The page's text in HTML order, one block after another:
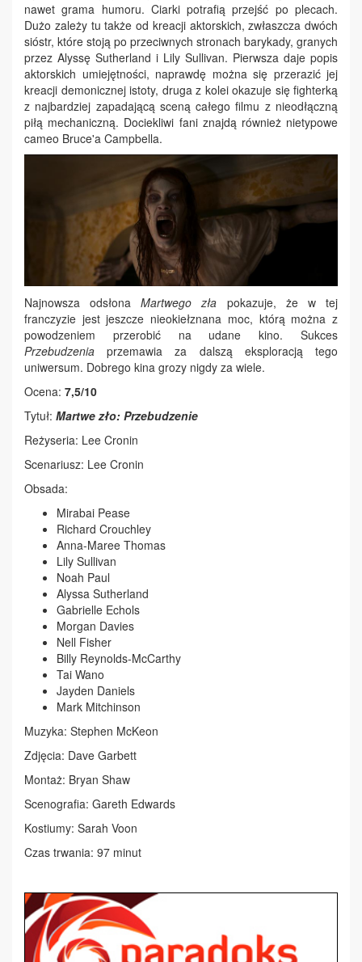
nawet grama humoru. Ciarki potrafią przejść po plecach.
Dużo zależy tu także od kreacji aktorskich, zwłaszcza dwóch
sióstr, które stoją po przeciwnych stronach barykady, granych
przez Alyssę Sutherland i Lily Sullivan. Pierwsza daje popis
aktorskich umiejętności, naprawdę można się przerazić jej
kreacji demonicznej istoty, druga z kolei okazuje się fighterką
z najbardziej zapadającą sceną całego filmu z nieodłączną
piłą mechaniczną. Dociekliwi fani znajdą również nietypowe
cameo Bruce'a Campbella.
Najnowsza odsłonaMartwego zła pokazuje, że w tej
franczyzie jest jeszcze nieokiełznana moc, którą można z
powodzeniem przerobić na udane kino. Sukces
Przebudzenia przemawia za dalszą eksploracją tego
uniwersum. Dobrego kina grozy nigdy za wiele.
Ocena: 7,5/10
Tytuł: Martwe zło: Przebudzenie
Reżyseria: Lee Cronin
Scenariusz: Lee Cronin
Obsada:
Mirabai Pease
Richard Crouchley
Anna-Maree Thomas
Lily Sullivan
Noah Paul
Alyssa Sutherland
Gabrielle Echols
Morgan Davies
Nell Fisher
Billy Reynolds-McCarthy
Tai Wano
Jayden Daniels
Mark Mitchinson
Muzyka: Stephen McKeon
Zdjęcia: Dave Garbett
Montaż: Bryan Shaw
Scenografia: Gareth Edwards
Kostiumy: Sarah Voon
Czas trwania: 97 minut